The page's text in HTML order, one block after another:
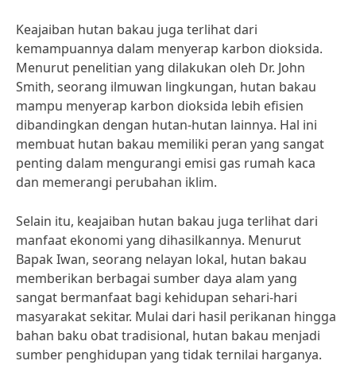
Keajaiban hutan bakau juga terlihat dari
kemampuannya dalam menyerap karbon dioksida.
Menurut penelitian yang dilakukan oleh Dr. John
Smith, seorang ilmuwan lingkungan, hutan bakau
mampu menyerap karbon dioksida lebih efisien
dibandingkan dengan hutan-hutan lainnya. Hal ini
membuat hutan bakau memiliki peran yang sangat
penting dalam mengurangi emisi gas rumah kaca
dan memerangi perubahan iklim.
Selain itu, keajaiban hutan bakau juga terlihat dari
manfaat ekonomi yang dihasilkannya. Menurut
Bapak Iwan, seorang nelayan lokal, hutan bakau
memberikan berbagai sumber daya alam yang
sangat bermanfaat bagi kehidupan sehari-hari
masyarakat sekitar. Mulai dari hasil perikanan hingga
bahan baku obat tradisional, hutan bakau menjadi
sumber penghidupan yang tidak ternilai harganya.